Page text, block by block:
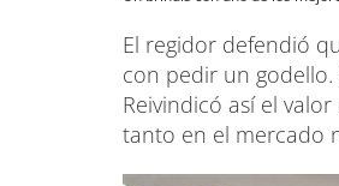
El regidor defendió
con pedir un godello.
Reivindicó así el valor
tanto en el mercado